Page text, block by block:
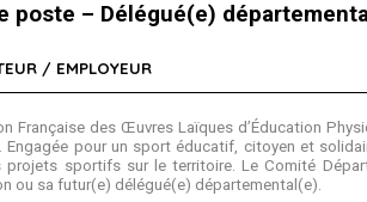
de poste – Délégué(e)
/ EMPLOYEUR
Française des Œuvres Laïques d’Éducation
Engagée pour un sport éducatif, citoyen et
projets sportifs sur le territoire. Le Comité
ou sa futur(e) délégué(e) départemental(e).